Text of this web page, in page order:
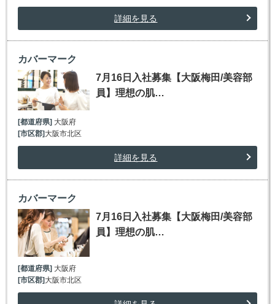
詳細を見る
カバーマーク
7月16日入社募集【大阪梅田/美容部
員】理想の肌…
[都道府県]大阪府
[市区郡]大阪市北区
詳細を見る
カバーマーク
7月16日入社募集【大阪梅田/美容部
員】理想の肌…
[都道府県]大阪府
[市区郡]大阪市北区